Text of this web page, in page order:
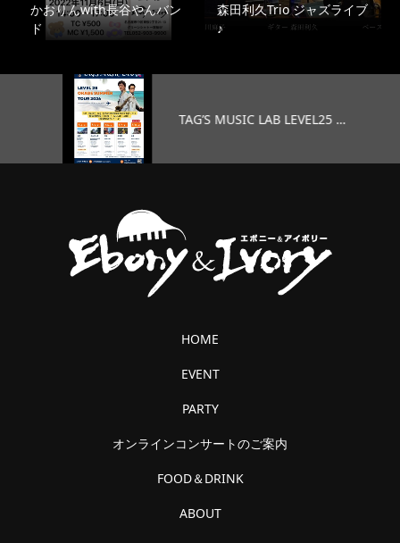
かおりんwith長谷やんバン
ド
森田利久Trio ジャズライブ
♪
TAG’S MUSIC LAB LEVEL25 …
HOME
EVENT
PARTY
オンラインコンサートのご案内
FOOD＆DRINK
ABOUT